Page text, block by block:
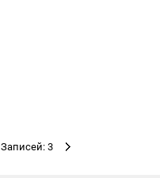
Записей: 3